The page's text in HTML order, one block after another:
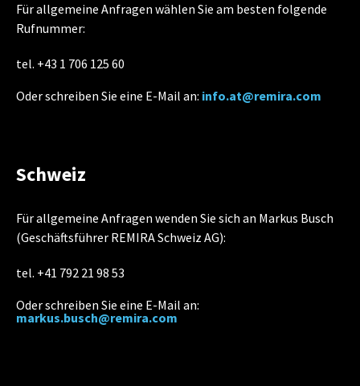
Für allgemeine Anfragen wählen Sie am besten folgende
Rufnummer:
tel. +43 1 706 125 60
Oder schreiben Sie eine E-Mail an: info.at@remira.com
Schweiz
Für allgemeine Anfragen wenden Sie sich an Markus Busch
(Geschäftsführer REMIRA Schweiz AG):
tel. +41 792 21 98 53
Oder schreiben Sie eine E-Mail an:
markus.busch@remira.com